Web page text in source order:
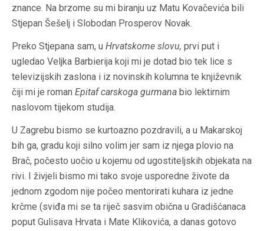
znance. Na brzome su mi biranju uz Matu Kovačevića bili
Stjepan Šešelj i Slobodan Prosperov Novak.
Preko Stjepana sam, u Hrvatskome slovu, prvi put i
ugledao Veljka Barbierija koji mi je dotad bio tek lice s
televizijskih zaslona i iz novinskih kolumna te književnik
čiji mi je roman Epitaf carskoga gurmana bio lektirnim
naslovom tijekom studija.
U Zagrebu bismo se kurtoazno pozdravili, a u Makarskoj
bih ga, gradu koji silno volim jer sam iz njega plovio na
Brač, počesto uočio u kojemu od ugostiteljskih objekata na
rivi. I živjeli bismo mi tako svoje usporedne živote da
jednom zgodom nije počeo mentorirati kuhara iz jedne
krčme (sviđa mi se ta riječ sasvim obična u Gradišćanaca
poput Gulisava Hrvata i Mate Klikovića, a danas gotovo